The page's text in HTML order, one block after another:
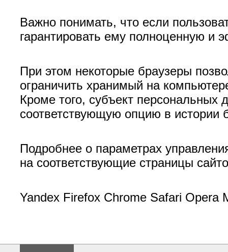
Важно понимать, что если
гарантировать ему полноценную и
При этом некоторые браузеры
ограничить хранимый на
Кроме того, субъект
соответствующую опцию в истории
Подробнее о параметрах
на соответствующие страницы
Yandex Firefox Chrome Safari Opera